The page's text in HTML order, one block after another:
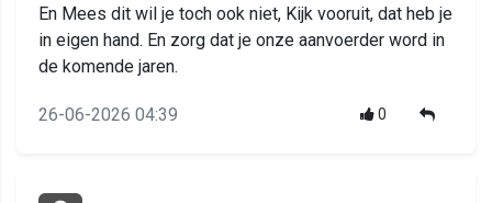
En Mees dit wil je toch ook niet, Kijk vooruit, dat heb je
in eigen hand. En zorg dat je onze aanvoerder word in
de komende jaren.
26-06-2026 04:39 0